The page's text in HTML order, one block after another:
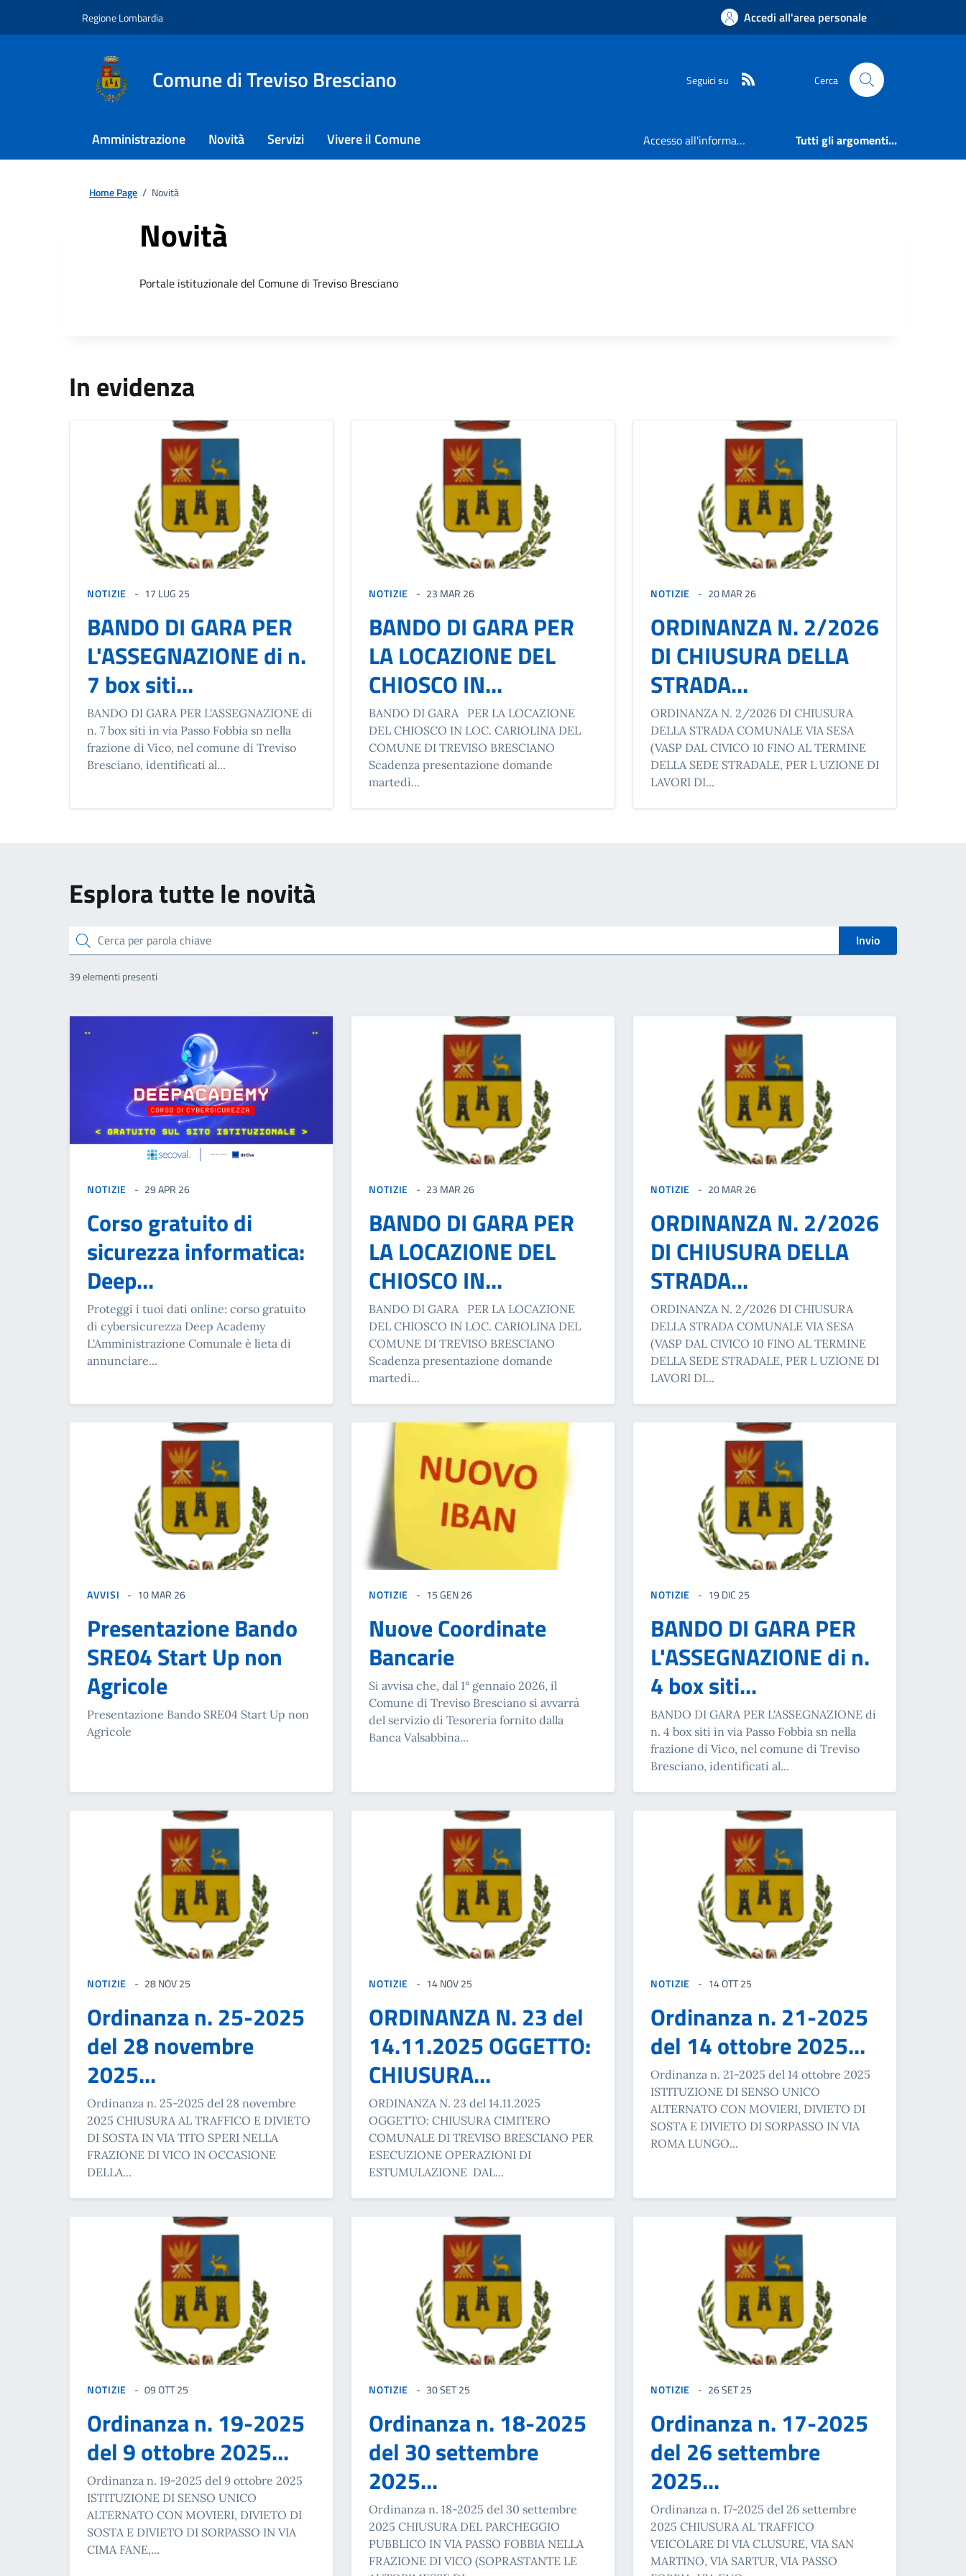
Regione Lombardia Accedi all'area personale
Comune di Treviso Bresciano Seguici su Cerca
Amministrazione Novità Servizi Vivere il Comune Accesso all'informazione Tutti gli argomenti...
Home Page / Novità
Novità
Portale istituzionale del Comune di Treviso Bresciano
In evidenza
NOTIZIE 17 LUG 25
BANDO DI GARA PER
L'ASSEGNAZIONE di n.
7 box siti...
BANDO DI GARA PER L'ASSEGNAZIONE di
n. 7 box siti in via Passo Fobbia sn nella
frazione di Vico, nel comune di Treviso
Bresciano, identificati al...
NOTIZIE 23 MAR 26
BANDO DI GARA PER
LA LOCAZIONE DEL
CHIOSCO IN...
BANDO DI GARA PER LA LOCAZIONE
DEL CHIOSCO IN LOC. CARIOLINA DEL
COMUNE DI TREVISO BRESCIANO
Scadenza presentazione domande
martedì...
NOTIZIE 20 MAR 26
ORDINANZA N. 2/2026
DI CHIUSURA DELLA
STRADA...
ORDINANZA N. 2/2026 DI CHIUSURA
DELLA STRADA COMUNALE VIA SESA
(VASP DAL CIVICO 10 FINO AL TERMINE
DELLA SEDE STRADALE, PER L UZIONE DI
LAVORI DI...
Esplora tutte le novità
cerca Invio
39 elementi presenti
NOTIZIE 29 APR 26
Corso gratuito di
sicurezza informatica:
Deep...
Proteggi i tuoi dati online: corso gratuito
di cybersicurezza Deep Academy
L'Amministrazione Comunale è lieta di
annunciare...
NOTIZIE 23 MAR 26
BANDO DI GARA PER
LA LOCAZIONE DEL
CHIOSCO IN...
BANDO DI GARA PER LA LOCAZIONE
DEL CHIOSCO IN LOC. CARIOLINA DEL
COMUNE DI TREVISO BRESCIANO
Scadenza presentazione domande
martedì...
NOTIZIE 20 MAR 26
ORDINANZA N. 2/2026
DI CHIUSURA DELLA
STRADA...
ORDINANZA N. 2/2026 DI CHIUSURA
DELLA STRADA COMUNALE VIA SESA
(VASP DAL CIVICO 10 FINO AL TERMINE
DELLA SEDE STRADALE, PER L UZIONE DI
LAVORI DI...
AVVISI 10 MAR 26
Presentazione Bando
SRE04 Start Up non
Agricole
Presentazione Bando SRE04 Start Up non
Agricole
NOTIZIE 15 GEN 26
Nuove Coordinate
Bancarie
Si avvisa che, dal 1° gennaio 2026, il
Comune di Treviso Bresciano si avvarrà
del servizio di Tesoreria fornito dalla
Banca Valsabbina...
NOTIZIE 19 DIC 25
BANDO DI GARA PER
L'ASSEGNAZIONE di n.
4 box siti...
BANDO DI GARA PER L'ASSEGNAZIONE di
n. 4 box siti in via Passo Fobbia sn nella
frazione di Vico, nel comune di Treviso
Bresciano, identificati al...
NOTIZIE 28 NOV 25
Ordinanza n. 25-2025
del 28 novembre
2025...
Ordinanza n. 25-2025 del 28 novembre
2025 CHIUSURA AL TRAFFICO E DIVIETO
DI SOSTA IN VIA TITO SPERI NELLA
FRAZIONE DI VICO IN OCCASIONE
DELLA...
NOTIZIE 14 NOV 25
ORDINANZA N. 23 del
14.11.2025 OGGETTO:
CHIUSURA...
ORDINANZA N. 23 del 14.11.2025
OGGETTO: CHIUSURA CIMITERO
COMUNALE DI TREVISO BRESCIANO PER
ESECUZIONE OPERAZIONI DI
ESTUMULAZIONE DAL...
NOTIZIE 14 OTT 25
Ordinanza n. 21-2025
del 14 ottobre 2025...
Ordinanza n. 21-2025 del 14 ottobre 2025
ISTITUZIONE DI SENSO UNICO
ALTERNATO CON MOVIERI, DIVIETO DI
SOSTA E DIVIETO DI SORPASSO IN VIA
ROMA LUNGO...
NOTIZIE 09 OTT 25
Ordinanza n. 19-2025
del 9 ottobre 2025...
Ordinanza n. 19-2025 del 9 ottobre 2025
ISTITUZIONE DI SENSO UNICO
ALTERNATO CON MOVIERI, DIVIETO DI
SOSTA E DIVIETO DI SORPASSO IN VIA
CIMA FANE,...
NOTIZIE 30 SET 25
Ordinanza n. 18-2025
del 30 settembre
2025...
Ordinanza n. 18-2025 del 30 settembre
2025 CHIUSURA DEL PARCHEGGIO
PUBBLICO IN VIA PASSO FOBBIA NELLA
FRAZIONE DI VICO (SOPRASTANTE LE
NOTIZIE 26 SET 25
Ordinanza n. 17-2025
del 26 settembre
2025...
Ordinanza n. 17-2025 del 26 settembre
2025 CHIUSURA AL TRAFFICO
VEICOLARE DI VIA CLUSURE, VIA SAN
MARTINO, VIA SARTUR, VIA PASSO